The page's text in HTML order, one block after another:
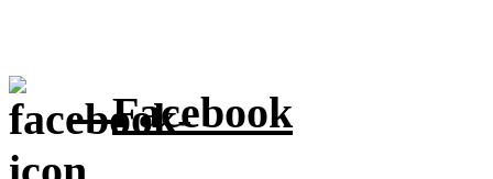
Facebook